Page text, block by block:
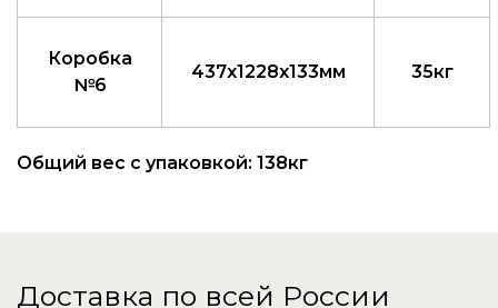
Коробка
№6
437x1228x133мм 35кг
Общий вес с упаковкой: 138кг
Доставка по всей России